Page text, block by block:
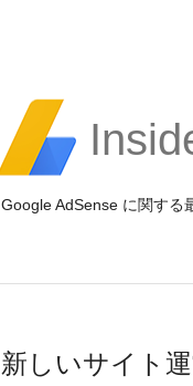
Google AdSense に関する
新しいサイト